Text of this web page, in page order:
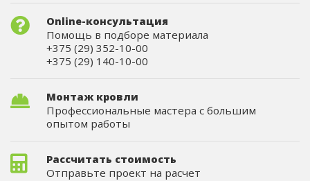
Online-консультация
Помощь в подборе материала
+375 (29) 352-10-00
+375 (29) 140-10-00
Монтаж кровли
Профессиональные мастера с большим
опытом работы
Рассчитать стоимость
Отправьте проект на расчет